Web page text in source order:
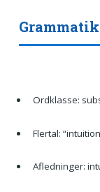
Ordklasse:
Flertal:
Afledninger: